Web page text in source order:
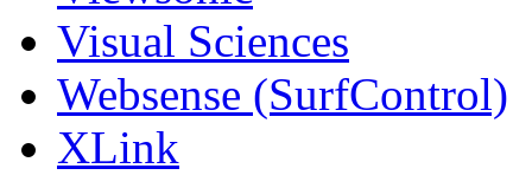
Visual Sciences
Websense (SurfControl)
XLink